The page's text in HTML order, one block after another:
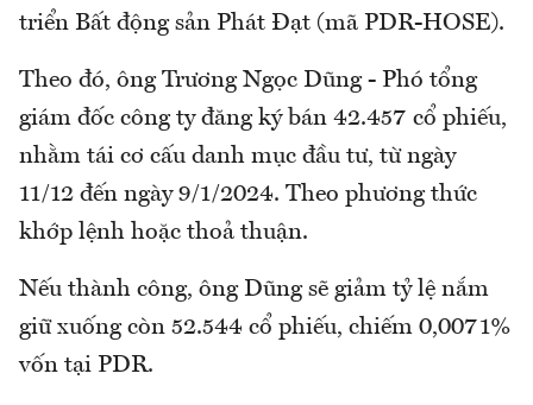
triển Bất động sản Phát Đạt (mã PDR-HOSE).
Theo đó, ông Trương Ngọc Dũng - Phó tổng
giám đốc công ty đăng ký bán 42.457 cổ phiếu,
nhằm tái cơ cấu danh mục đầu tư, từ ngày
11/12 đến ngày 9/1/2024. Theo phương thức
khớp lệnh hoặc thoả thuận.
Nếu thành công, ông Dũng sẽ giảm tỷ lệ nắm
giữ xuống còn 52.544 cổ phiếu, chiếm 0,0071%
vốn tại PDR.